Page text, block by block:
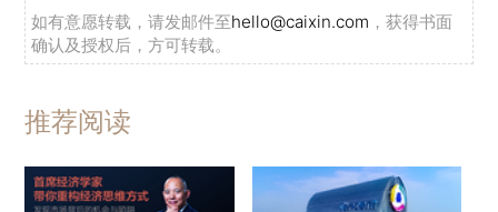
如有意愿转载，请发邮件至hello@caixin.com ，获得书面
确认及授权后，方可转载。
推荐阅读